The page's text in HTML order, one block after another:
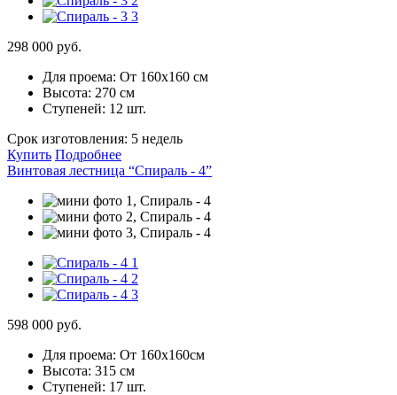
298 000 руб.
Для проема: От 160х160 см
Высота: 270 см
Ступеней: 12 шт.
Срок изготовления: 5 недель
Купить Подробнее
Винтовая лестница “Спираль - 4”
598 000 руб.
Для проема: От 160х160см
Высота: 315 см
Ступеней: 17 шт.